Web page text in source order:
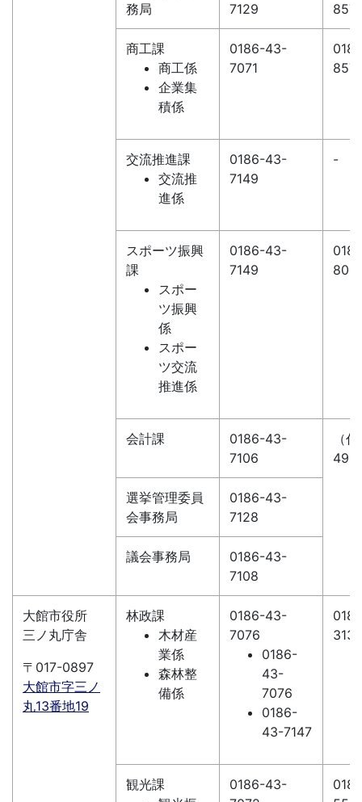
務局
7129
商工課
商工係
企業集
積係
0186-43-
7071
交流推進課
交流推
進係
0186-43-
7149
-
スポーツ振興
課
スポー
ツ振興
係
スポー
ツ交流
推進係
0186-43-
7149
8021
会計課
0186-43-
7106
（
49-
選挙管理委員
会事務局
0186-43-
7128
議会事務局
0186-43-
7108
大館市役所
三ノ丸庁舎
〒017-0897
大館市字三ノ
丸13番地19
林政課
木材産
業係
森林整
備係
0186-43-
7076
0186-
43-
7076
0186-
43-7147
3133
観光課
0186-43-